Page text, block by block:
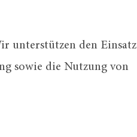
unterstützen den Einsatz
sowie die Nutzung von